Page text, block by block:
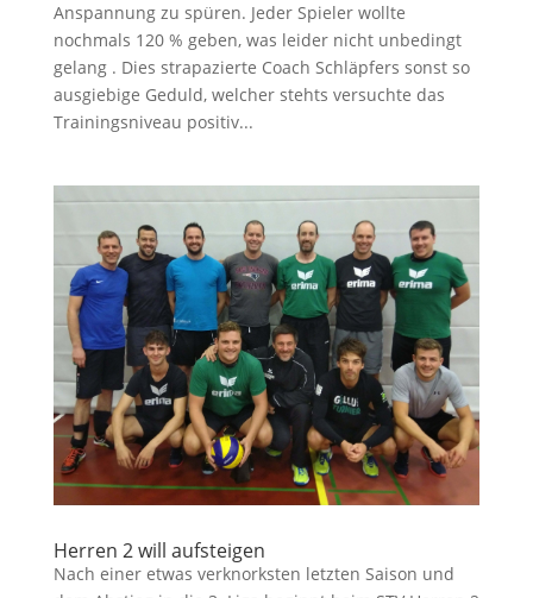
Anspannung zu spüren. Jeder Spieler wollte
nochmals 120 % geben, was leider nicht unbedingt
gelang . Dies strapazierte Coach Schläpfers sonst so
ausgiebige Geduld, welcher stehts versuchte das
Trainingsniveau positiv...
Herren 2 will aufsteigen
Nach einer etwas verknorksten letzten Saison und